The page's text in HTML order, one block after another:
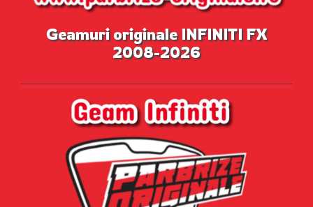
Geamuri originale INFINITI FX
2008-2026